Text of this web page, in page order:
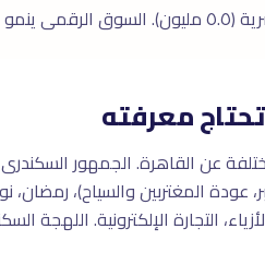
البحرى.
معرفته
عن القاهرة. الجمهور
عودة المغتربين والسياح)، رمضان،
الأزياء، التجارة الإلكترونية.